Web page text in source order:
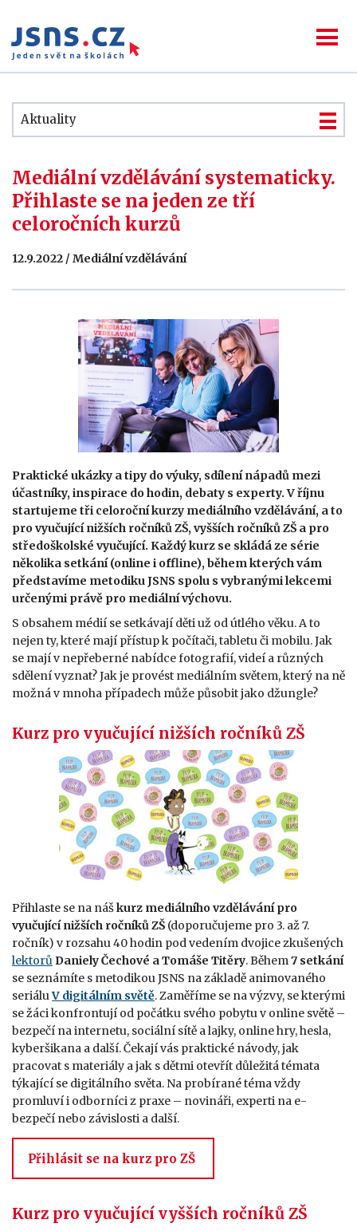
Aktuality
Mediální vzdělávání systematicky.
Přihlaste se na jeden ze tří
celoročních kurzů
12.9.2022 / Mediální vzdělávání
Praktické ukázky a tipy do výuky, sdílení nápadů mezi
účastníky, inspirace do hodin, debaty s experty. V říjnu
startujeme tři celoroční kurzy mediálního vzdělávání, a to
pro vyučující nižších ročníků ZŠ, vyšších ročníků ZŠ a pro
středoškolské vyučující. Každý kurz se skládá ze série
několika setkání (online i offline), během kterých vám
představíme metodiku JSNS spolu s vybranými lekcemi
určenými právě pro mediální výchovu.
S obsahem médií se setkávají děti už od útlého věku. A to
nejen ty, které mají přístup k počítači, tabletu či mobilu. Jak
se mají v nepřeberné nabídce fotografií, videí a různých
sdělení vyznat? Jak je provést mediálním světem, který na ně
možná v mnoha případech může působit jako džungle?
Kurz pro vyučující nižších ročníků ZŠ
Přihlaste se na náškurz mediálního vzdělávání pro
vyučující nižších ročníků ZŠ (doporučujeme pro 3. až 7.
ročník) v rozsahu 40 hodin pod vedením dvojice zkušených
lektorů Daniely Čechové a Tomáše Titěry. Během7 setkání
se seznámíte s metodikou JSNS na základě animovaného
seriáluV digitálním světě. Zaměříme se na výzvy, se kterými
se žáci konfrontují od počátku svého pobytu v online světě –
bezpečí na internetu, sociální sítě a lajky, online hry, hesla,
kyberšikana a další. Čekají vás praktické návody, jak
pracovat s materiály a jak s dětmi otevřít důležitá témata
týkající se digitálního světa. Na probírané téma vždy
promluví i odborníci z praxe – novináři, experti na e-
bezpečí nebo závislosti a další.
Přihlásit se na kurz pro ZŠ
Kurz pro vyučující vyšších ročníků ZŠ